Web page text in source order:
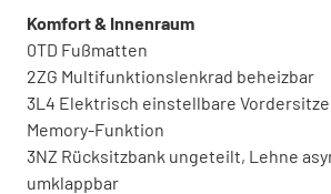
Komfort & Innenraum
0TD Fußmatten
2ZG Multifunktionslenkrad beheizbar
3L4 Elektrisch einstellbare
Memory-Funktion
3NZ Rücksitzbank ungeteilt, Lehne
umklappbar